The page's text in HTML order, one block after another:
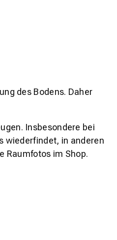
des Bodens. Daher
Insbesondere bei
wiederfindet, in anderen
Raumfotos im Shop.